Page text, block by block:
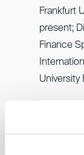
Frankfurt
present;
Finance